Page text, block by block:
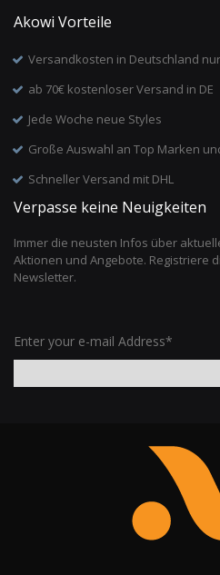
Akowi Vorteile
Versandkosten in Deutschland
ab 70€ kostenloser Versand in DE
Jede Woche neue Styles
Große Auswahl an Top Marken
Schneller Versand mit DHL
Verpasse keine Neuigkeiten
Immer die neusten Infos über
Aktionen und Angebote. Registriere
Newsletter.
Enter your e-mail Address*